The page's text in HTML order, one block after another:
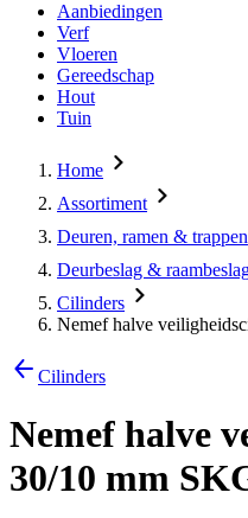
Aanbiedingen
Verf
Vloeren
Gereedschap
Hout
Tuin
Home
Assortiment
Deuren, ramen & trappen
Deurbeslag &
Cilinders
Nemef halve
Cilinders
Nemef halve
30/10 mm